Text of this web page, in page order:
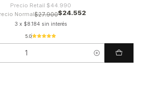
Precio Retail $44.990
Normal$27.900$24.552
3 x $8.184 sin interés
5.0